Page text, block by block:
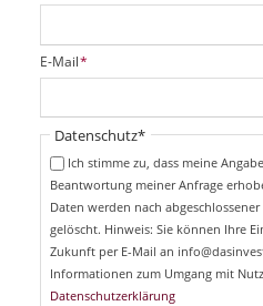
f
i
c
t
f
P
f
i
E-Mail*
Pflichtfeld
Datenschutz*
Ich stimme zu, dass meine
Beantwortung meiner Anfrage
Daten werden nach
gelöscht. Hinweis: Sie können Ihre
Zukunft per E-Mail an
Informationen zum Umgang mit
Datenschutzerklärung